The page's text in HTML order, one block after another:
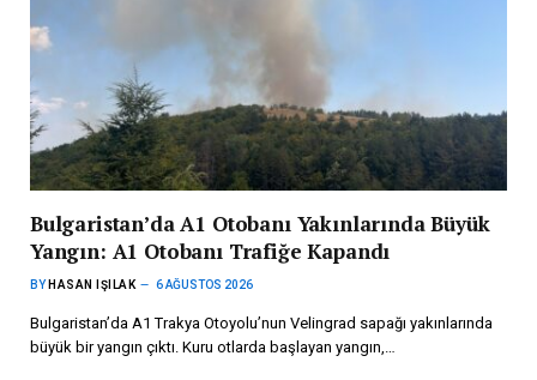
Bulgaristan’da A1 Otobanı Yakınlarında Büyük
Yangın: A1 Otobanı Trafiğe Kapandı
BY HASAN IŞILAK 6 AĞUSTOS 2026
Bulgaristan’da A1 Trakya Otoyolu’nun Velingrad sapağı yakınlarında
büyük bir yangın çıktı. Kuru otlarda başlayan yangın,…